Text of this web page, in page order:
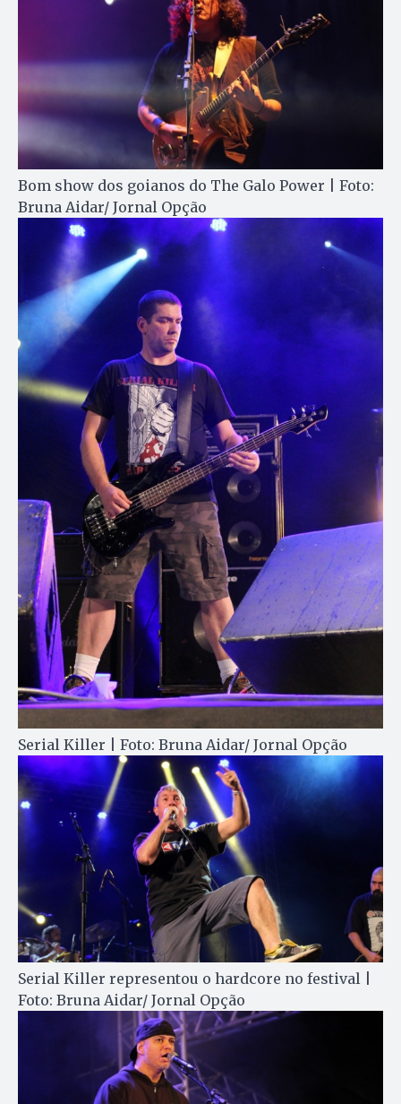
Bom show dos goianos do The Galo Power | Foto:
Bruna Aidar/ Jornal Opção
Serial Killer | Foto: Bruna Aidar/ Jornal Opção
Serial Killer representou o hardcore no festival |
Foto: Bruna Aidar/ Jornal Opção